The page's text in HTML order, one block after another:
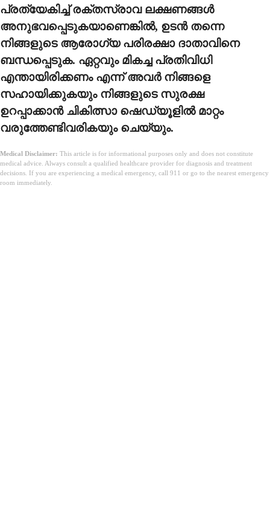
പ്രത്യേകിച്ച് രക്തസ്രാവ ലക്ഷണങ്ങൾ
അനുഭവപ്പെടുകയാണെങ്കിൽ, ഉടൻ തന്നെ
നിങ്ങളുടെ ആരോഗ്യ പരിരക്ഷാ ദാതാവിനെ
ബന്ധപ്പെടുക. ഏറ്റവും മികച്ച പ്രതിവിധി
എന്തായിരിക്കണം എന്ന് അവർ നിങ്ങളെ
സഹായിക്കുകയും നിങ്ങളുടെ സുരക്ഷ
ഉറപ്പാക്കാൻ ചികിത്സാ ഷെഡ്യൂളിൽ മാറ്റം
വരുത്തേണ്ടിവരികയും ചെയ്യും.
Medical Disclaimer: This article is for informational purposes only and does not constitute
medical advice. Always consult a qualified healthcare provider for diagnosis and treatment
decisions. If you are experiencing a medical emergency, call 911 or go to the nearest emergency
room immediately.